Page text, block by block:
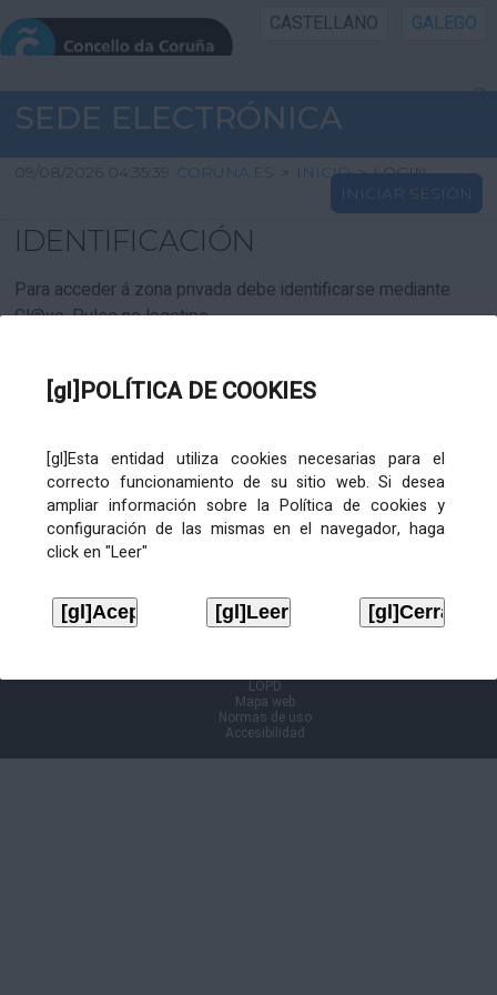
[gl]POLÍTICA DE COOKIES
[gl]Esta entidad utiliza cookies necesarias para el
correcto funcionamiento de su sitio web. Si desea
ampliar información sobre la Política de cookies y
configuración de las mismas en el navegador, haga
click en "Leer"
CASTELLANO GALEGO
INICIO SEDE
INICIO
INFORMACIÓN PÚBLICA
CARTAFOL CIDADÁN
SEDE ELECTRÓNICA
09/08/2026 04:35:39 CORUNA.ES > INICIO > LOGIN
INICIAR SESIÓN
IDENTIFICACIÓN
Para acceder á zona privada debe identificarse mediante
Cl@ve. Pulse no logotipo
LOPD
Mapa web
Normas de uso
Accesibilidad